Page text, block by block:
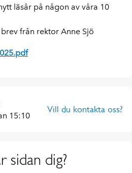
läsår på någon av våra 10
från rektor Anne Sjö
15:10
Vill du kontakta oss?
sidan dig?